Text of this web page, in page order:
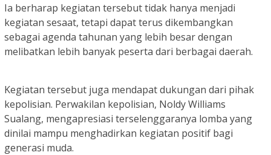
Ia berharap kegiatan tersebut tidak hanya menjadi
kegiatan sesaat, tetapi dapat terus dikembangkan
sebagai agenda tahunan yang lebih besar dengan
melibatkan lebih banyak peserta dari berbagai daerah.
Kegiatan tersebut juga mendapat dukungan dari pihak
kepolisian. Perwakilan kepolisian, Noldy Williams
Sualang, mengapresiasi terselenggaranya lomba yang
dinilai mampu menghadirkan kegiatan positif bagi
generasi muda.